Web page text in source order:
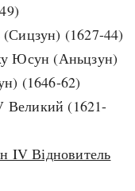
ДАТИ
МОВА
(1627-44)
Юсун (Аньцзун)
(1646-62)
Великий (1621-
IV Відновитель